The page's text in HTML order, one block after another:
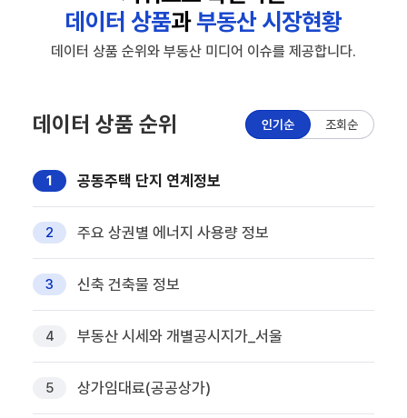
데이터 상품과부동산 시장현황
데이터 상품 순위와 부동산 미디어 이슈를 제공합니다.
데이터 상품 순위 인기순 조회순
1 공동주택 단지 연계정보
2 주요 상권별 에너지 사용량 정보
3 신축 건축물 정보
4 부동산 시세와 개별공시지가_서울
5 상가임대료(공공상가)